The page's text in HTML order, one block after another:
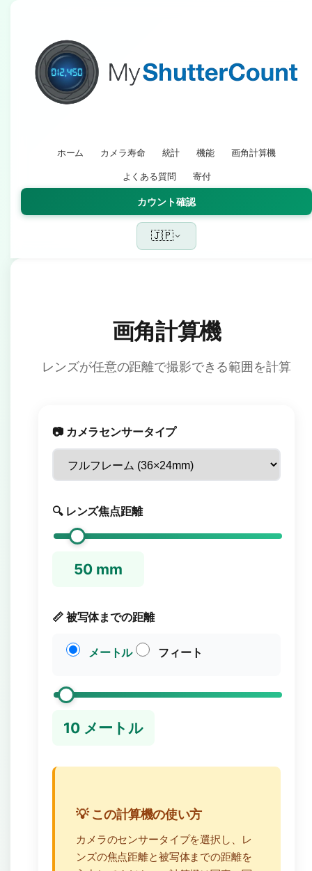
ホーム カメラ寿命 統計 機能 画角計算機
よくある質問 寄付
カウント確認
🇯🇵
画角計算機
レンズが任意の距離で撮影できる範囲を計算
📷 カメラセンサータイプ
🔍 レンズ焦点距離
50 mm
📏 被写体までの距離
メートル フィート
10 メートル
💡 この計算機の使い方
カメラのセンサータイプを選択し、レ
ンズの焦点距離と被写体までの距離を